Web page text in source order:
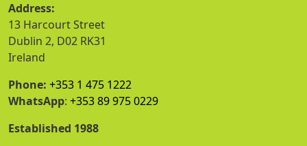
Address:
13 Harcourt Street
Dublin 2, D02 RK31
Ireland
Phone: +353 1 475 1222
WhatsApp: +353 89 975 0229
Established 1988